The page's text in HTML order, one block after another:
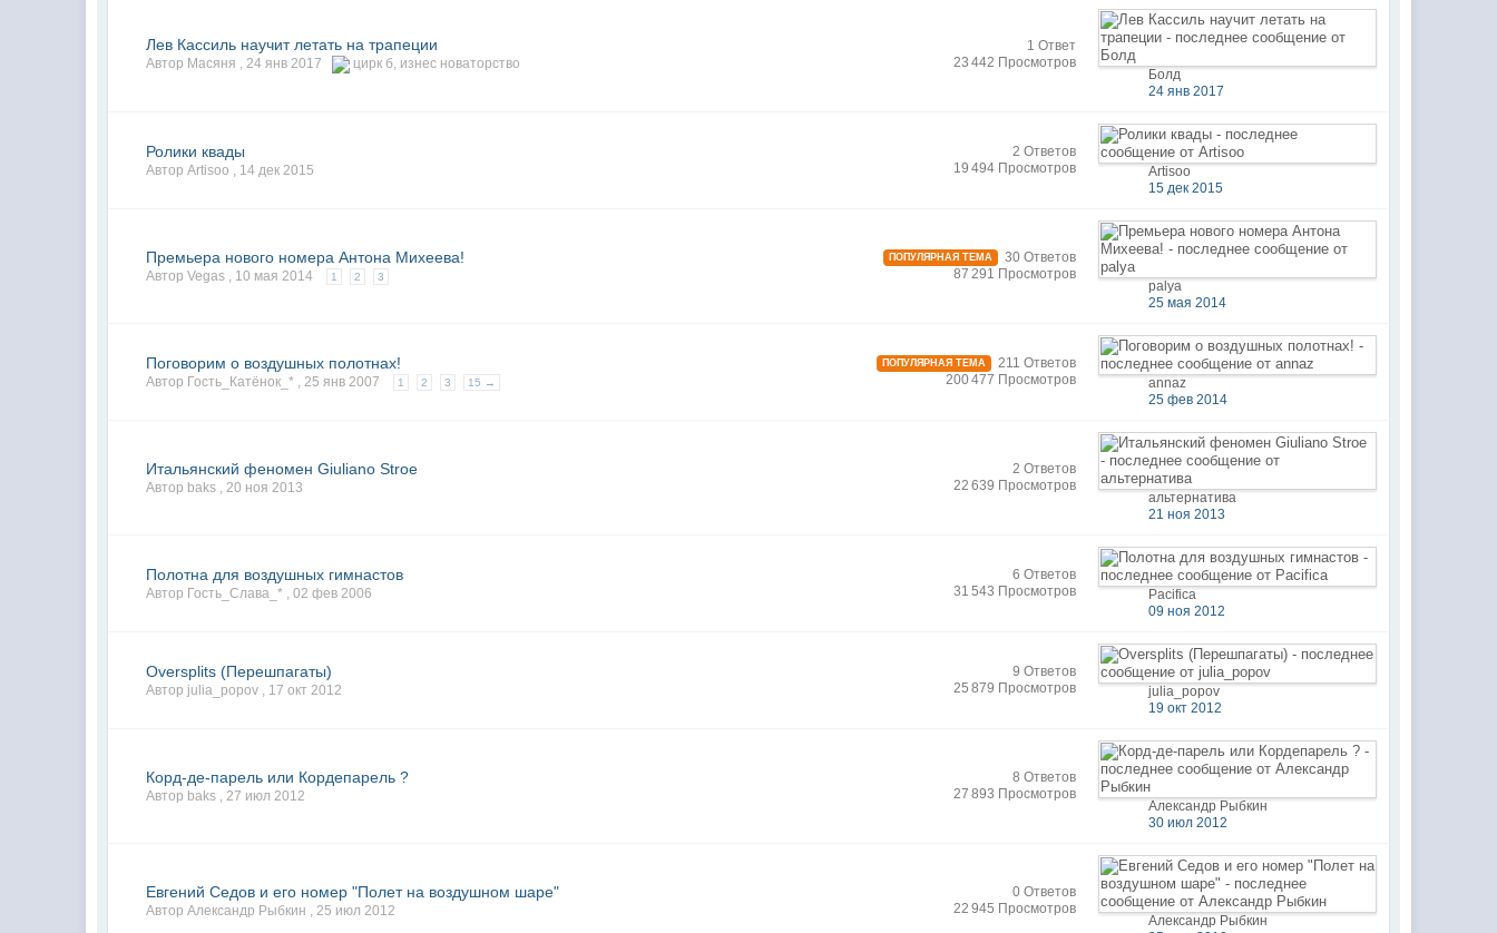
Лев Кассиль научит летать на трапеции
Автор Масяня ,24 янв 2017 цирк б, изнес новаторство
1 Ответ
23 442 Просмотров
Болд
24 янв 2017
Ролики квады
Автор Artisoo , 14 дек 2015
2 Ответов
19 494 Просмотров
Artisoo
15 дек 2015
Премьера нового номера Антона Михеева!
Автор Vegas , 10 мая 2014 1 2 3
ПОПУЛЯРНАЯ ТЕМА
30 Ответов
87 291 Просмотров
palya
25 мая 2014
Поговорим о воздушных полотнах!
Автор Гость_Катёнок_* ,25 янв 2007 1 2 3 15 →
ПОПУЛЯРНАЯ ТЕМА
211 Ответов
200 477 Просмотров
annaz
25 фев 2014
Итальянский феномен Giuliano Stroe
Автор baks ,20 ноя 2013
2 Ответов
22 639 Просмотров
альтернатива
21 ноя 2013
Полотна для воздушных гимнастов
Автор Гость_Слава_* ,02 фев 2006
6 Ответов
31 543 Просмотров
Pacifica
09 ноя 2012
Oversplits (Перешпагаты)
Автор julia_popov , 17 окт 2012
9 Ответов
25 879 Просмотров
julia_popov
19 окт 2012
Корд-де-парель или Кордепарель ?
Автор baks ,27 июл 2012
8 Ответов
27 893 Просмотров
Александр Рыбкин
30 июл 2012
Евгений Седов и его номер "Полет на воздушном шаре"
Автор Александр Рыбкин ,25 июл 2012
0 Ответов
22 945 Просмотров
Александр Рыбкин